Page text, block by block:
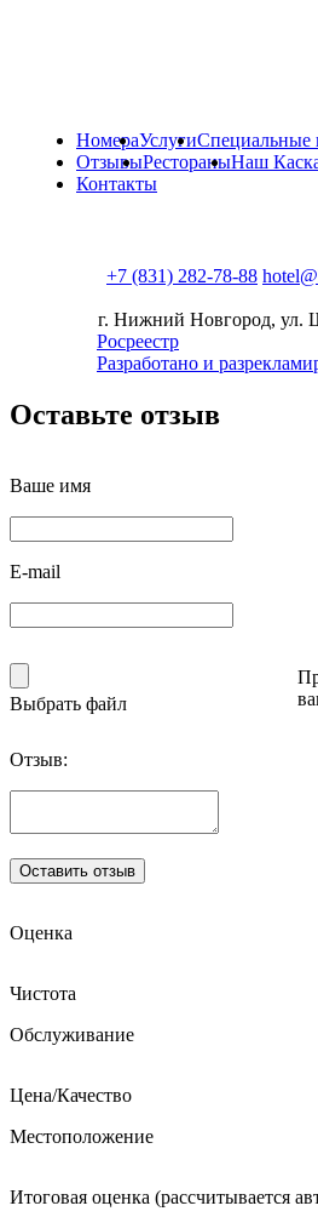
НомераУслугиСпециальные
ОтзывыРестораныНаш
Контакты
+7 (831) 282-78-88
г. Нижний Новгород, ул.
Росреестр
Разработано и
Оставьте отзыв
Ваше имя
E-mail
Выбрать файл
Отзыв:
Оценка
Чистота
Обслуживание
Цена/Качество
Местоположение
Итоговая оценка (рассчитывается